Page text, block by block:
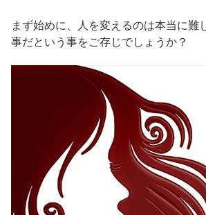
まず始めに、人を変えるのは本当に難
事だという事をご存じでしょうか？